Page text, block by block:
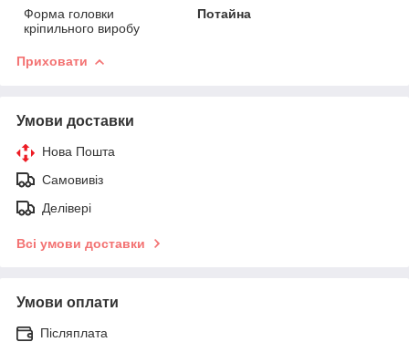
Форма головки
кріпильного виробу
Потайна
Приховати
Умови доставки
Нова Пошта
Самовивіз
Делівері
Всі умови доставки
Умови оплати
Післяплата